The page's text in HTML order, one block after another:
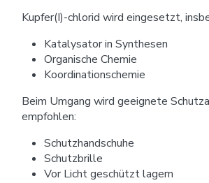
Kupfer(I)-chlorid wird eingesetzt,
Katalysator in Synthesen
Organische Chemie
Koordinationschemie
Beim Umgang wird geeignete
empfohlen:
Schutzhandschuhe
Schutzbrille
Vor Licht geschützt lagern